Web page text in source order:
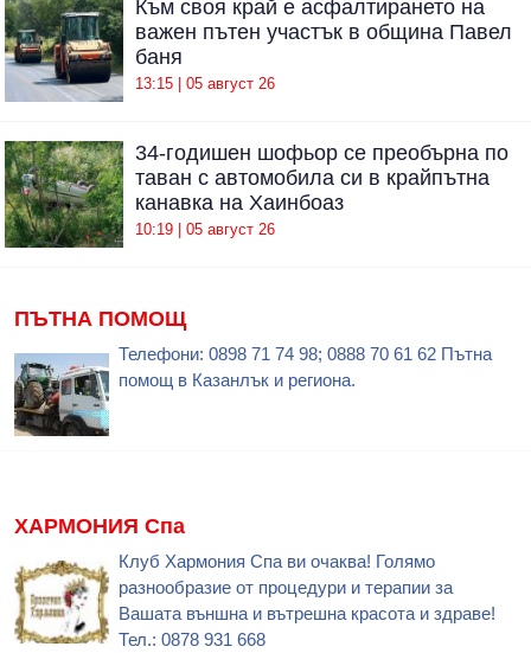
Към своя край е асфалтирането на
важен пътен участък в община Павел
баня
13:15 | 05 август 26
34-годишен шофьор се преобърна по
таван с автомобила си в крайпътна
канавка на Хаинбоаз
10:19 | 05 август 26
ПЪТНА ПОМОЩ
Телефони: 0898 71 74 98; 0888 70 61 62 Пътна
помощ в Казанлък и региона.
ХАРМОНИЯ Спа
Клуб Хармония Спа ви очаква! Голямо
разнообразие от процедури и терапии за
Вашата външна и вътрешна красота и здраве!
Тел.: 0878 931 668